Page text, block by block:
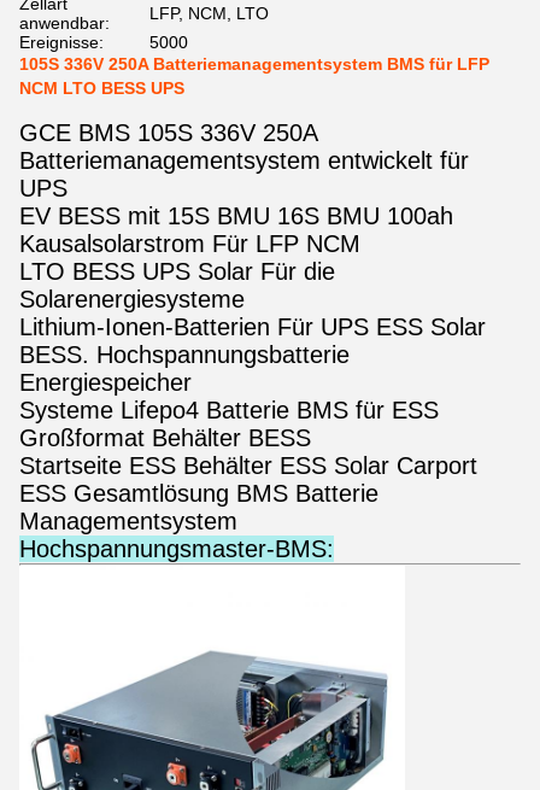
anwendbar:
LFP, NCM, LTO
Ereignisse:
5000
105S 336V 250A Batteriemanagementsystem BMS für LFP
NCM LTO BESS UPS
GCE BMS 105S 336V 250A
Batteriemanagementsystem entwickelt für
UPS
EV BESS mit 15S BMU 16S BMU 100ah
Kausalsolarstrom Für LFP NCM
LTO BESS UPS Solar Für die
Solarenergiesysteme
Lithium-Ionen-Batterien Für UPS ESS Solar
BESS. Hochspannungsbatterie
Energiespeicher
Systeme Lifepo4 Batterie BMS für ESS
Großformat Behälter BESS
Startseite ESS Behälter ESS Solar Carport
ESS Gesamtlösung BMS Batterie
Managementsystem
Hochspannungsmaster-BMS: